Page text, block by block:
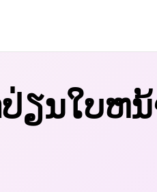
ຽນໃບຫ